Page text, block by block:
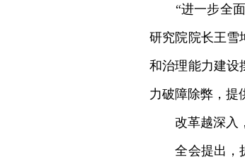
“进一步全面
研究院院长王雪
和治理能力建设
力破障除弊，提
改革越深入，
全会提出，扩